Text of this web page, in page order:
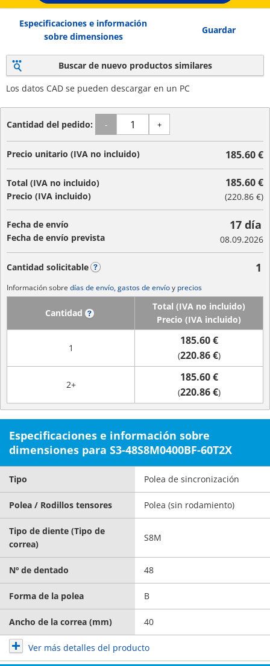
Especificaciones e información
sobre dimensiones
Guardar
Buscar de nuevo productos similares
Los datos CAD se pueden descargar en un PC
Cantidad del pedido: - +
Precio unitario (IVA no incluido) 185.60 €
Total (IVA no incluido)
Precio (IVA incluido)
185.60 €
(220.86 €)
Fecha de envío
Fecha de envío prevista
17 día
08.09.2026
Cantidad solicitable 1
Información sobre días de envío, gastos de envíoy precios
Cantidad
Total (IVA no incluido)
Precio (IVA incluido)
1
185.60 €
(220.86 €)
2+
185.60 €
(220.86 €)
Especificaciones e información sobre
dimensiones para S3-48S8M0400BF-60T2X
Tipo Polea de sincronización
Polea / Rodillos tensores Polea (sin rodamiento)
Tipo de diente (Tipo de
correa)
S8M
Nº de dentado 48
Forma de la polea B
Ancho de la correa (mm) 40
Ver más detalles del producto